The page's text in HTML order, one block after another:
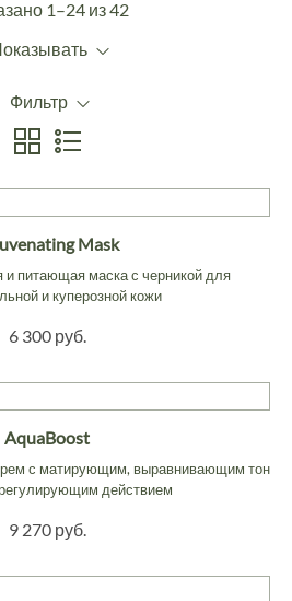
1–24 из 42
Фильтр
Mask
питающая маска с черникой для
и куперозной кожи
6 300 руб.
AquaBoost
с матирующим, выравнивающим тон
действием
9 270 руб.